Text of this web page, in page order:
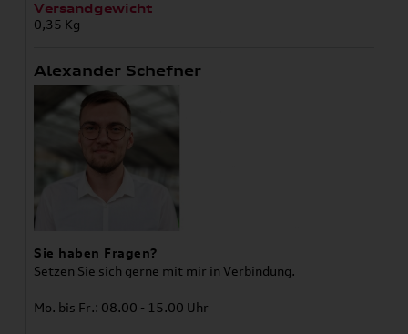
Versandgewicht
0,35 Kg
Alexander Schefner
Sie haben Fragen?
Setzen Sie sich gerne mit mir in Verbindung.
Mo. bis Fr.: 08.00 - 15.00 Uhr